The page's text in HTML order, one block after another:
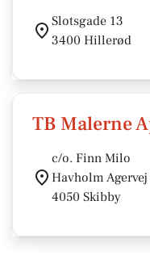
Slotsgade 13
3400 Hillerød
TB Malerne
c/o. Finn Milo
Havholm
4050 Skibby